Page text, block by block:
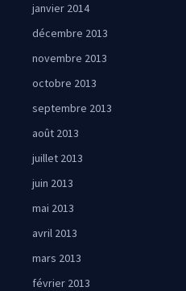
janvier 2014
décembre 2013
novembre 2013
octobre 2013
septembre 2013
août 2013
juillet 2013
juin 2013
mai 2013
avril 2013
mars 2013
février 2013